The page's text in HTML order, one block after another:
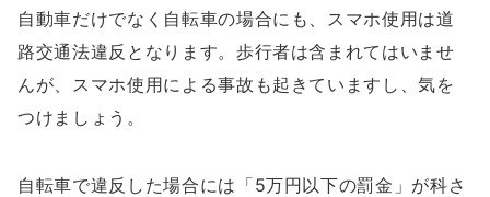
自動車だけでなく自転車の場合にも、スマホ使用は道
路交通法違反となります。歩行者は含まれてはいませ
んが、スマホ使用による事故も起きていますし、気を
つけましょう。
自転車で違反した場合には「5万円以下の罰金」が科さ